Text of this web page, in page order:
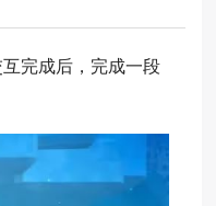
完成后，完成一段